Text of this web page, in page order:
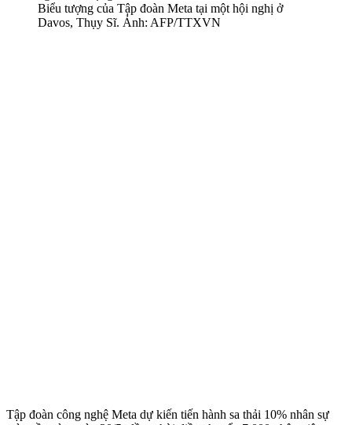
Biểu tượng của Tập đoàn Meta tại một hội nghị ở
Davos, Thụy Sĩ. Ảnh: AFP/TTXVN
Tập đoàn công nghệ Meta dự kiến tiến hành sa thải 10% nhân sự